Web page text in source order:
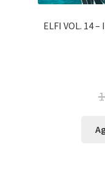
ELFI VOL. 14 –